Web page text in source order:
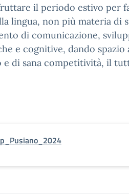
il periodo estivo per
lingua, non più materia di
di comunicazione,
e cognitive, dando
di sana competitività, il